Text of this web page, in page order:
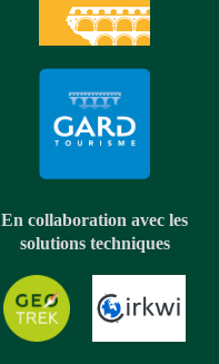
En collaboration avec les
solutions techniques